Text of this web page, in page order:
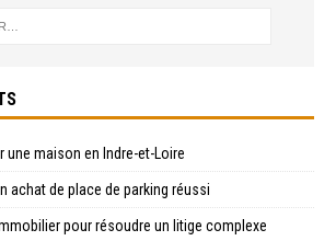
une maison en Indre-et-Loire
achat de place de parking réussi
pour résoudre un litige complexe